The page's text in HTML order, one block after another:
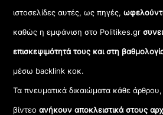
ιστοσελίδες αυτές, ως πηγές,
καθώς η εμφάνιση στο Politikes.gr
επισκεψιμότητά τους και στη
μέσω backlink κοκ.
Τα πνευματικά δικαιώματα κάθε
βίντεοανήκουν αποκλειστικά στους